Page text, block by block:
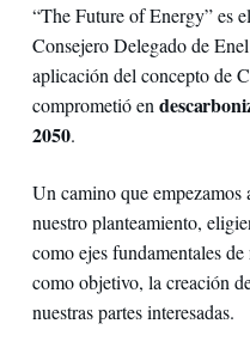
“The Future of Energy” es
Consejero Delegado de
aplicación del concepto de
comprometió en
2050.
Un camino que
nuestro planteamiento,
como ejes fundamentales
como objetivo, la creación
nuestras partes interesadas.